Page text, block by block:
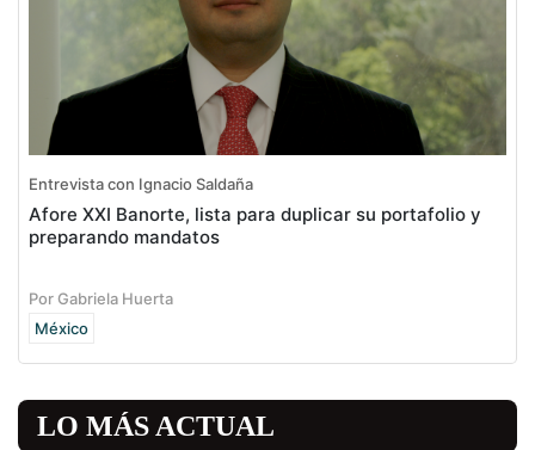
Entrevista con Ignacio Saldaña
Afore XXI Banorte, lista para duplicar su portafolio y
preparando mandatos
Por Gabriela Huerta
México
LO MÁS ACTUAL